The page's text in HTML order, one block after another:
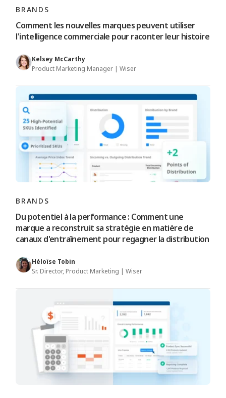
BRANDS
Comment les nouvelles marques peuvent utiliser
l'intelligence commerciale pour raconter leur histoire
Kelsey McCarthy
Product Marketing Manager | Wiser
BRANDS
Du potentiel à la performance : Comment une
marque a reconstruit sa stratégie en matière de
canaux d'entraînement pour regagner la distribution
Héloïse Tobin
Sr. Director, Product Marketing | Wiser